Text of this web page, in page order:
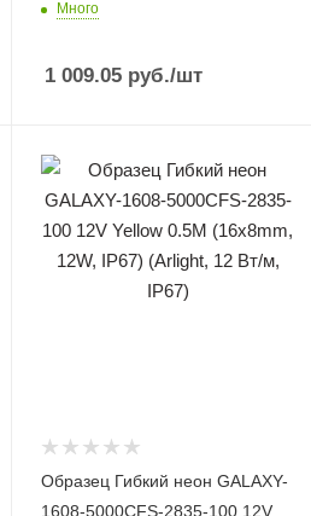
Много
1 009.05руб./шт
Образец Гибкий неон GALAXY-
1608-5000CFS-2835-100 12V